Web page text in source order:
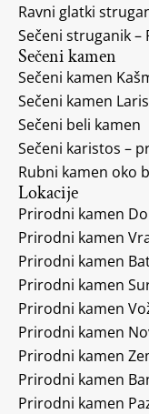
Ravni glatki
Sečeni struganik
Sečeni kamen
Sečeni kamen
Sečeni kamen
Sečeni beli kamen
Sečeni karistos –
Rubni kamen oko
Lokacije
Prirodni kamen
Prirodni kamen
Prirodni kamen
Prirodni kamen
Prirodni kamen
Prirodni kamen
Prirodni kamen
Prirodni kamen
Prirodni kamen